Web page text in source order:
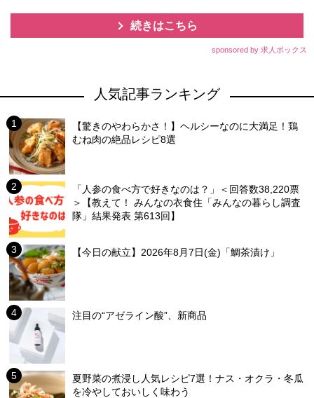
続きはこちら
sponsored by 求人ボックス
人気記事ランキング
【驚きのやわらかさ！】ヘルシーなのに大満足！鶏
むね肉の絶品レシピ8選
「人参の食べ方で好きなのは？」＜回答数38,220票
＞【教えて！ みんなの衣食住「みんなの暮らし調査
隊」結果発表 第613回】
【今日の献立】2026年8月7日(金)「鯛茶漬け」
注目の“アゼライン酸”、新商品
夏野菜の煮浸し人気レシピ7選！ナス・オクラ・冬瓜
を冷やしておいしく味わう